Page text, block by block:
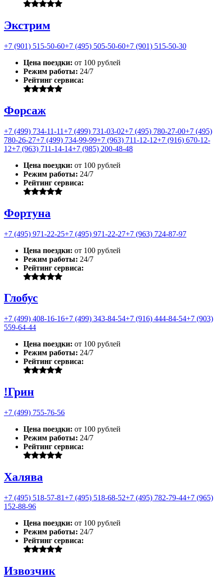
Экстрим
+7 (901) 515-50-60+7 (495) 505-50-60+7 (901) 515-50-30
Цена поездки: от 100 рублей
Режим работы: 24/7
Рейтинг сервиса:
Форсаж
+7 (499) 734-11-11+7 (499) 731-03-02+7 (495) 780-27-00+7 (495)
780-26-27+7 (499) 734-99-99+7 (963) 711-12-12+7 (916) 670-12-
12+7 (963) 711-14-14+7 (985) 200-48-48
Цена поездки: от 100 рублей
Режим работы: 24/7
Рейтинг сервиса:
Фортуна
+7 (495) 971-22-25+7 (495) 971-22-27+7 (963) 724-87-97
Цена поездки: от 100 рублей
Режим работы: 24/7
Рейтинг сервиса:
Глобус
+7 (499) 408-16-16+7 (499) 343-84-54+7 (916) 444-84-54+7 (903)
559-64-44
Цена поездки: от 100 рублей
Режим работы: 24/7
Рейтинг сервиса:
!Грин
+7 (499) 755-76-56
Цена поездки: от 100 рублей
Режим работы: 24/7
Рейтинг сервиса:
Халява
+7 (495) 518-57-81+7 (495) 518-68-52+7 (495) 782-79-44+7 (965)
152-88-96
Цена поездки: от 100 рублей
Режим работы: 24/7
Рейтинг сервиса:
Извозчик